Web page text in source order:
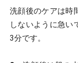
洗顔後のケアは時
しないように急い
3分です。